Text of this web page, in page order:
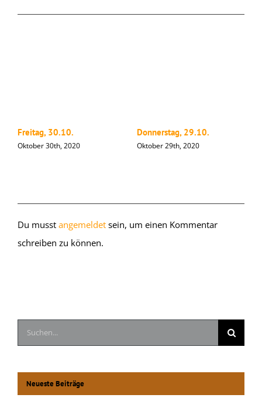
Freitag, 30.10.
Oktober 30th, 2020
Donnerstag, 29.10.
Oktober 29th, 2020
Du musst angemeldet sein, um einen Kommentar
schreiben zu können.
Suche
nach:
Neueste Beiträge